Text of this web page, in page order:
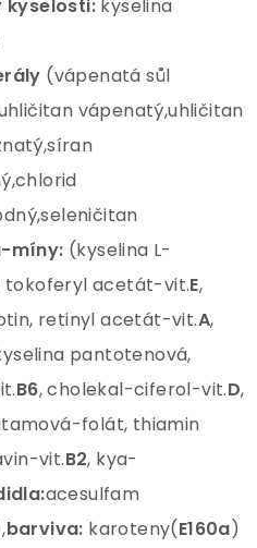
kyselosti: kyselina
(vápenatá sůl
vápenatý,uhličitan
míny: (kyselina L-
tokoferyl acetát-vit.E,
retinyl acetát-vit.A,
pantotenová,
B6, cholekal-ciferol-vit.D,
folát, thiamin
vit.B2, kya-
acesulfam
barviva: karoteny(E160a)